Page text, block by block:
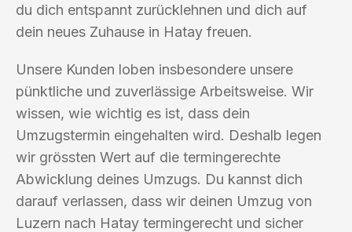
du dich entspannt zurücklehnen und dich auf
dein neues Zuhause in Hatay freuen.
Unsere Kunden loben insbesondere unsere
pünktliche und zuverlässige Arbeitsweise. Wir
wissen, wie wichtig es ist, dass dein
Umzugstermin eingehalten wird. Deshalb legen
wir grössten Wert auf die termingerechte
Abwicklung deines Umzugs. Du kannst dich
darauf verlassen, dass wir deinen Umzug von
Luzern nach Hatay termingerecht und sicher